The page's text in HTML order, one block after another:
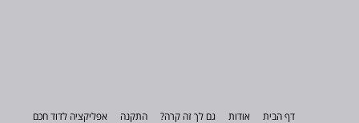
דף הבית אודות גם לך זה קרה? התקנה אפליקציה לדוד חכם